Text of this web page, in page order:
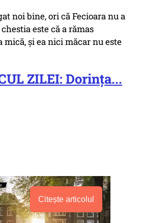
noi bine, ori că Fecioara nu a
este că a rămas
mică, și ea nici măcar nu este
ZILEI: Dorința...
Citește articolul